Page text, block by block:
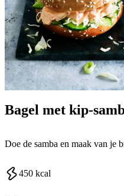
Bagel met kip-
Doe de samba en maak van je
450 kcal